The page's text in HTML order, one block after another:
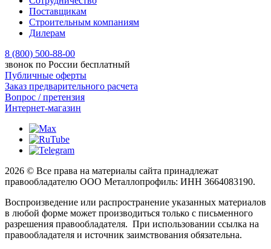
Поставщикам
Строительным компаниям
Дилерам
8 (800) 500-88-00
звонок по России бесплатный
Публичные оферты
Заказ предварительного расчета
Вопрос / претензия
Интернет-магазин
2026 © Все права на материалы сайта принадлежат
правообладателю ООО Металлопрофиль: ИНН 3664083190.
Воспроизведение или распространение указанных материалов
в любой форме может производиться только с письменного
разрешения правообладателя. При использовании ссылка на
правообладателя и источник заимствования обязательна.